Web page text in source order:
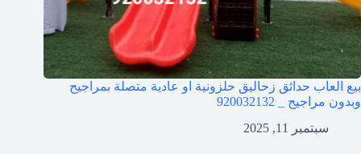
بيع العاب حدائق زحاليق حلزونية او عادية متصلة بمراجيح
وبدون مراجيح _ 920032132
سبتمبر 11, 2025